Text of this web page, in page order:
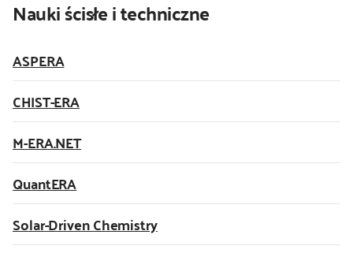
Nauki ścisłe i techniczne
ASPERA
CHIST-ERA
M-ERA.NET
QuantERA
Solar-Driven Chemistry